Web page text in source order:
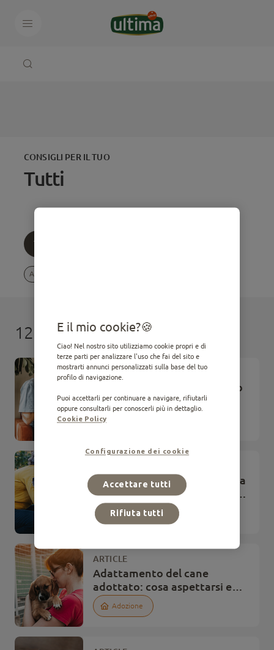
CONSIGLI PER IL TUO
Tutti
Tutti
Adozione
12 risultati
ARTICLE
Raccomandazioni per l'arrivo
del tuo cane in casa
Adottare un cane senior: cosa
aspettarsi e come offrirgli una
casa sicura
Adozione
ARTICLE
Adattamento del cane
adottato: cosa aspettarsi e
come facilitarlo
Adozione
E il mio cookie?
Ciao! Nel nostro sito utilizziamo cookie propri e di
terze parti per analizzare l'uso che fai del sito e
mostrarti annunci personalizzati sulla base del tuo
profilo di navigazione.
Puoi accettarli per continuare a navigare, rifiutarli
oppure consultarli per conoscerli più in dettaglio.
Cookie Policy
Configurazione dei cookie
Rifiuta tutti
Accettare tutti